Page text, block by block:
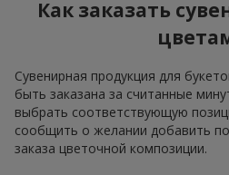
Как заказать
Сувенирная продукция для
быть заказана за считанные
выбрать соответствующую
сообщить о желании добавить
заказа цветочной композиции.